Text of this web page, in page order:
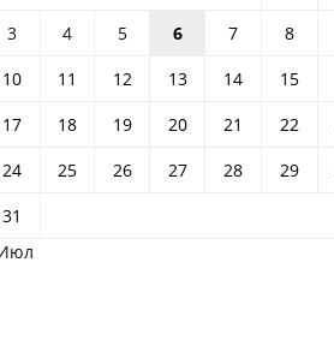
3
4 5 6 7 8
10
11 12 13 14 15
17
18 19 20 21 22
24
25 26 27 28 29
31